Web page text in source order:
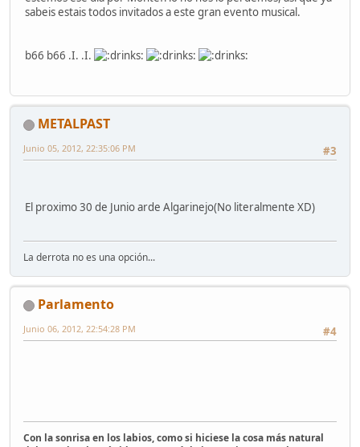
sabeis estais todos invitados a este gran evento musical.
b66 b66 .I. .I.
METALPAST
#3
Junio 05, 2012, 22:35:06 PM
El proximo 30 de Junio arde Algarinejo(No literalmente XD)
La derrota no es una opción...
Parlamento
#4
Junio 06, 2012, 22:54:28 PM
Con la sonrisa en los labios, como si hiciese la cosa más natural